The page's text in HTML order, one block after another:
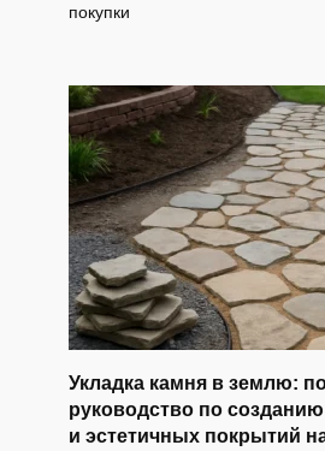
покупки
Укладка камня в землю:
руководство по
и эстетичных покрытий